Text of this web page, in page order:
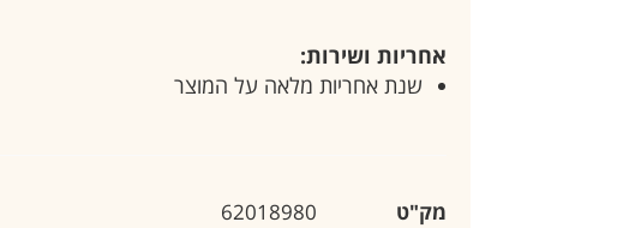
אחריות ושירות:
שנת אחריות מלאה על המוצר
מק"ט
62018980